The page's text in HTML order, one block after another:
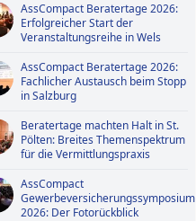
AssCompact Beratertage 2026:
Erfolgreicher Start der
Veranstaltungsreihe in Wels
AssCompact Beratertage 2026:
Fachlicher Austausch beim Stopp
in Salzburg
Beratertage machten Halt in St.
Pölten: Breites Themenspektrum
für die Vermittlungspraxis
AssCompact
Gewerbeversicherungssymposium
2026: Der Fotorückblick